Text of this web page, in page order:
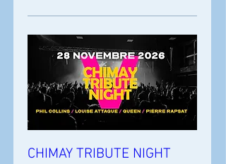
CHIMAY TRIBUTE NIGHT